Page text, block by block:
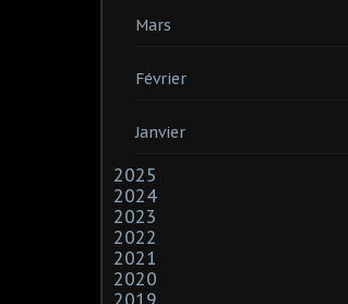
Mars
Février
Janvier
2025
2024
2023
2022
2021
2020
2019